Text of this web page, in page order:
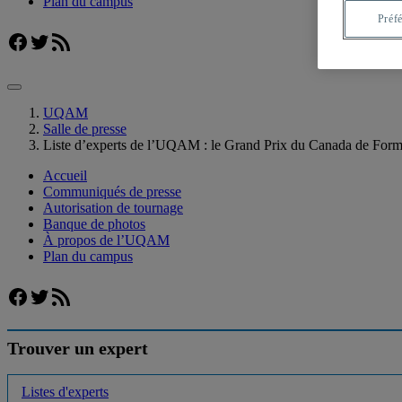
Facebook
Twitter
Flux RSS
UQAM
Salle de presse
Liste d’experts de l’UQAM : le Grand Prix du Canada de
Accueil
Communiqués de presse
Autorisation de tournage
Banque de photos
À propos de l’UQAM
Plan du campus
Facebook
Twitter
Flux RSS
Trouver un expert
Listes d'experts